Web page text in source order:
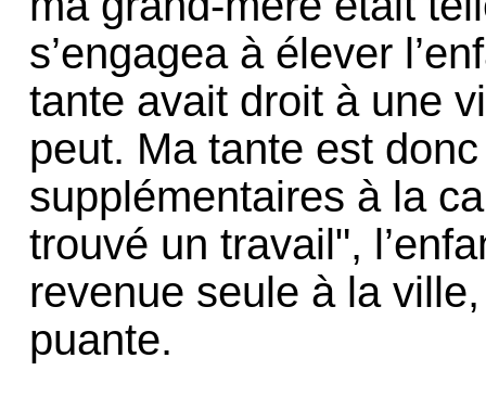
s’engagea à élever
tante avait droit à une
peut. Ma tante est
supplémentaires à la
trouvé un travail",
revenue seule à la
puante.